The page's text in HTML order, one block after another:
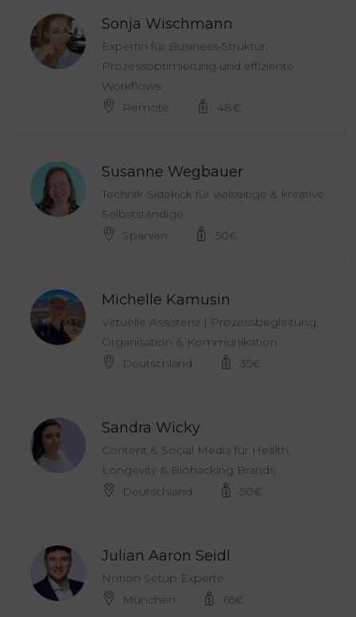
Sonja Wischmann
Expertin für Business-Struktur,
Prozessoptimierung und effiziente
Workflows
Remote
48€
Susanne Wegbauer
Technik-Sidekick für vielseitige & kreative
Selbstständige
Spanien
50€
Michelle Kamusin
Virtuelle Assistenz | Prozessbegleitung,
Organisation & Kommunikation
Deutschland
35€
Sandra Wicky
Content & Social Media für Health,
Longevity & Biohacking Brands
Deutschland
50€
Julian Aaron Seidl
Notion Setup Experte
München
65€